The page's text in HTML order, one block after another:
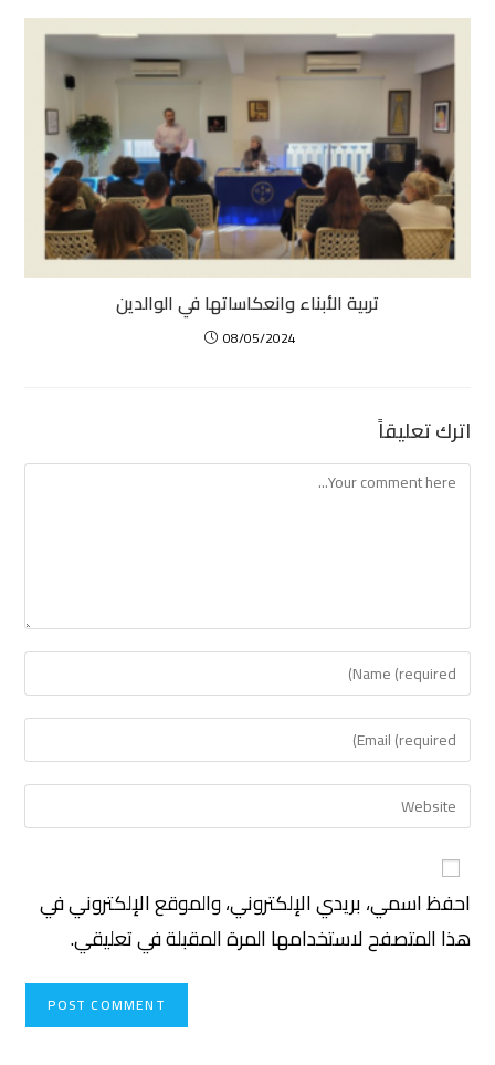
تربية الأبناء وانعكاساتها في الوالدين
08/05/2024
اترك تعليقاً
احفظ اسمي، بريدي الإلكتروني، والموقع الإلكتروني في
هذا المتصفح لاستخدامها المرة المقبلة في تعليقي.